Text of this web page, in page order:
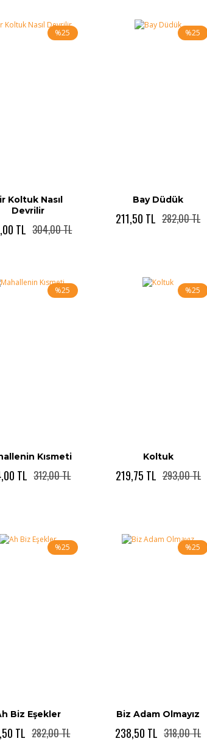
%25
Koltuk Nasıl
Devrilir
TL 304,00 TL
%25
Bay Düdük
211,50 TL 282,00 TL
%25
Kısmeti
TL 312,00 TL
%25
Koltuk
219,75 TL 293,00 TL
%25
Biz Eşekler
TL 282,00 TL
%25
Biz Adam Olmayız
238,50 TL 318,00 TL